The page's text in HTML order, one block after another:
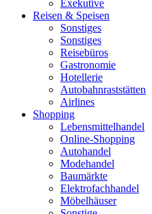
Exekutive
Reisen & Speisen
Sonstiges
Sonstiges
Reisebüros
Gastronomie
Hotellerie
Autobahnraststätten
Airlines
Shopping
Lebensmittelhandel
Online-Shopping
Autohandel
Modehandel
Baumärkte
Elektrofachhandel
Möbelhäuser